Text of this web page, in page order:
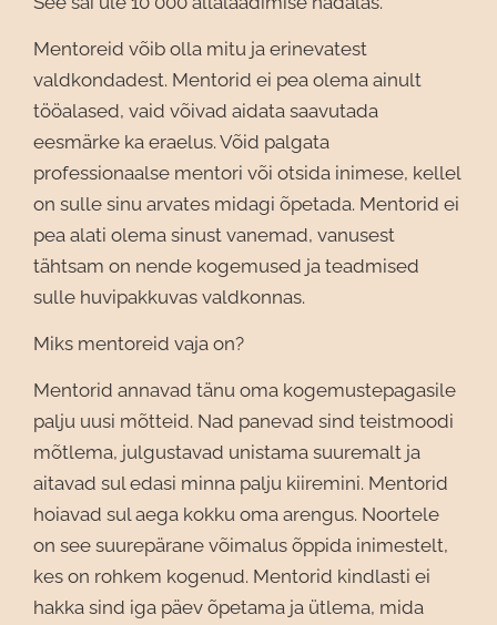
Mentoreid võib olla mitu ja erinevatest
valdkondadest. Mentorid ei pea olema ainult
tööalased, vaid võivad aidata saavutada
eesmärke ka eraelus. Võid palgata
professionaalse mentori või otsida inimese, kellel
on sulle sinu arvates midagi õpetada. Mentorid ei
pea alati olema sinust vanemad, vanusest
tähtsam on nende kogemused ja teadmised
sulle huvipakkuvas valdkonnas.
Miks mentoreid vaja on?
Mentorid annavad tänu oma kogemustepagasile
palju uusi mõtteid. Nad panevad sind teistmoodi
mõtlema, julgustavad unistama suuremalt ja
aitavad sul edasi minna palju kiiremini. Mentorid
hoiavad sul aega kokku oma arengus. Noortele
on see suurepärane võimalus õppida inimestelt,
kes on rohkem kogenud. Mentorid kindlasti ei
hakka sind iga päev õpetama ja ütlema, mida